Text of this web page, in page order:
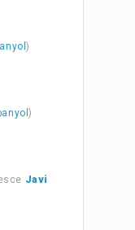
)
)
Javi